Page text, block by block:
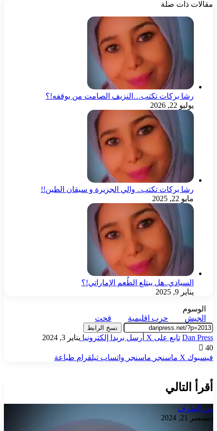
مقالات ذات صلة
رشا بركات تكتب…النزيف الصامت من يوقفه!؟
يوليو 22, 2026
رشا بركات تكتب.. والي الجزيرة و سيقان الطين!!
مايو 22, 2025
السيادي..هل يبتلع الطُعم الإماراتي!؟
يناير 9, 2025
الوسوم
الجيش
حرب اقليمية قحت
نسخ الرابط
Dan Press تابع على X أرسل بريدا إلكترونيا يناير 3, 2024
40
فيسبوك ‫X ماسنجر ماسنجر واتساب تيلقرام طباعة
أقرأ التالي
من الطرف
ديسمبر 21, 2024